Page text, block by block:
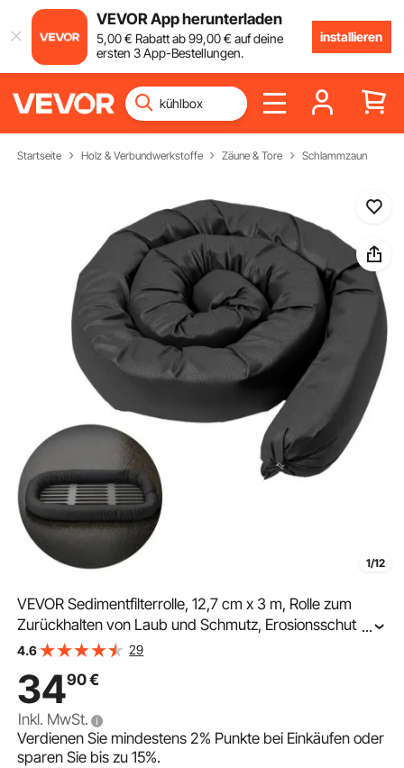
VEVOR App herunterladen
5,00€ Rabatt ab99,00€ auf deine
ersten 3 App-Bestellungen.
installieren
Startseite Holz & Verbundwerkstoffe Zäune & Tore Schlammzaun
1/12
VEVOR Sedimentfilterrolle, 12,7 cm x 3 m, Rolle zum
Zurückhalten von Laub und Schmutz, Erosionsschutz,
Füllung aus Polypropylen, für
Regenwasserkanalisation
...
4.6 29
3490€
Inkl. MwSt.
Verdienen Sie mindestens2% Punkte bei Einkäufen oder
sparen Sie bis zu15%.